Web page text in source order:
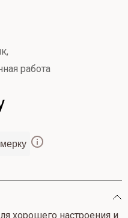
работа
хорошего настроения и